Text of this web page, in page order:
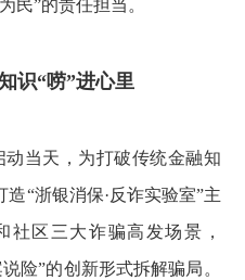
民”的责任担当。
识“唠”进心里
当天，为打破传统金融知
“浙银消保·反诈实验室”主
社区三大诈骗高发场景，
险”的创新形式拆解骗局。